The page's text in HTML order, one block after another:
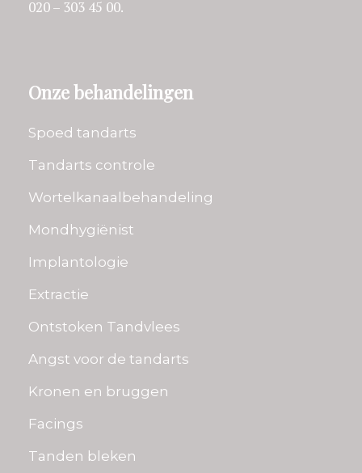
020 – 303 45 00.
Onze behandelingen
Spoed tandarts
Tandarts controle
Wortelkanaalbehandeling
Mondhygiënist
Implantologie
Extractie
Ontstoken Tandvlees
Angst voor de tandarts
Kronen en bruggen
Facings
Tanden bleken